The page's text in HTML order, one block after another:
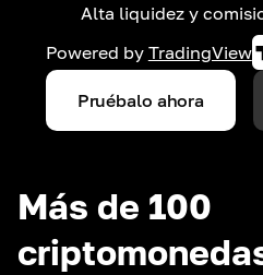
Alta liquidez y
Powered by TradingView
Pruébalo ahora
Más de 100